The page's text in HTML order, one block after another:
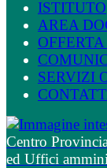
ISTITUTO
AREA
SERVIZI
Centro
ed Uffici